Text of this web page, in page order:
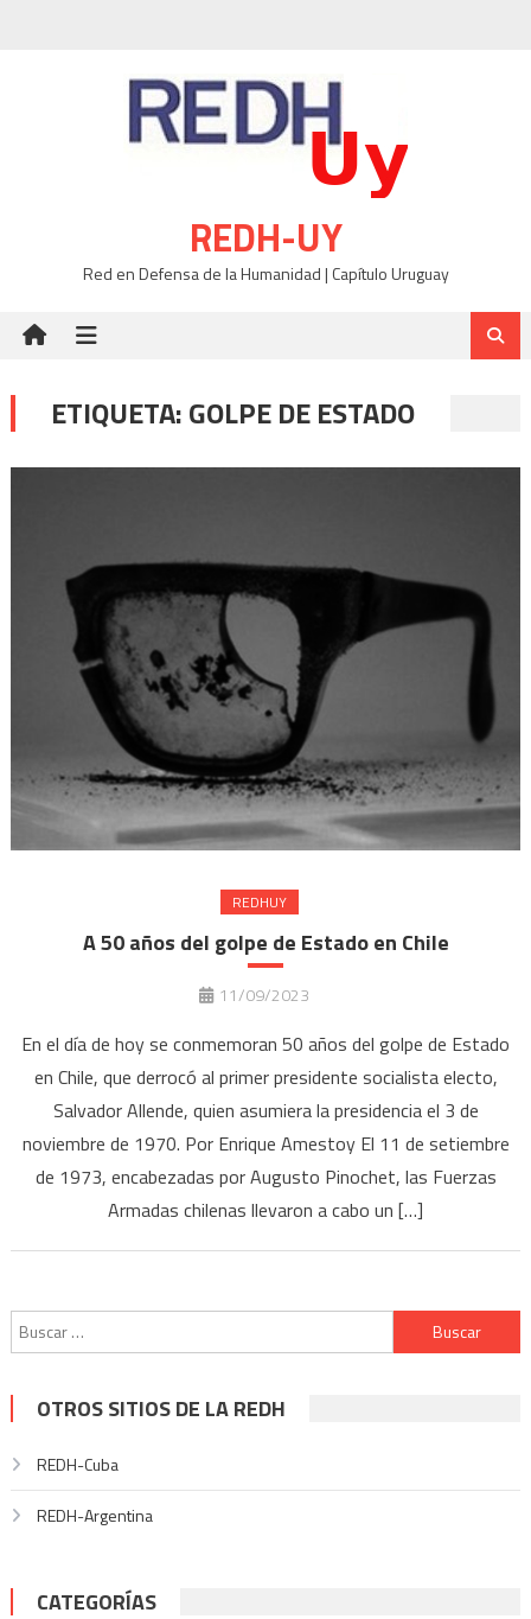
REDH-UY
Red en Defensa de la Humanidad | Capítulo Uruguay
ETIQUETA:GOLPE DE ESTADO
REDHUY
A 50 años del golpe de Estado en Chile
11/09/2023
En el día de hoy se conmemoran 50 años del golpe de Estado
en Chile, que derrocó al primer presidente socialista electo,
Salvador Allende, quien asumiera la presidencia el 3 de
noviembre de 1970. Por Enrique Amestoy El 11 de setiembre
de 1973, encabezadas por Augusto Pinochet, las Fuerzas
Armadas chilenas llevaron a cabo un […]
Buscar:
OTROS SITIOS DE LA REDH
REDH-Cuba
REDH-Argentina
CATEGORÍAS